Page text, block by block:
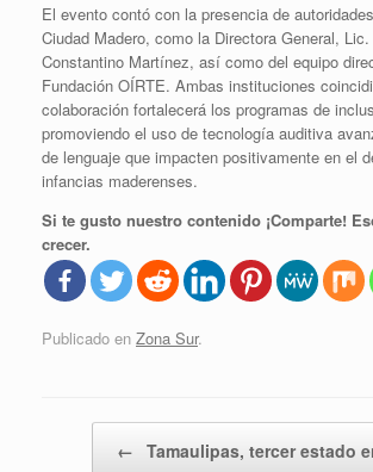
El evento contó con la presencia de
Ciudad Madero, como la Directora General,
Constantino Martínez, así como del equipo
Fundación OÍRTE. Ambas instituciones
colaboración fortalecerá los programas de
promoviendo el uso de tecnología auditiva
de lenguaje que impacten positivamente en el
infancias maderenses.
Si te gusto nuestro contenido ¡Comparte!
crecer.
Publicado en Zona Sur.
← Tamaulipas, tercer estado